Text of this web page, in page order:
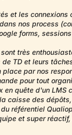
et les connexions
nos process
forms,
très
TD et leurs
place par nos
pour tout
en quête d'un LMS
caisse des
référentiel
et super réactif,